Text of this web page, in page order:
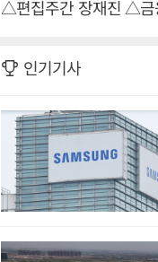
△편집주간 장재진 △금
인기기사